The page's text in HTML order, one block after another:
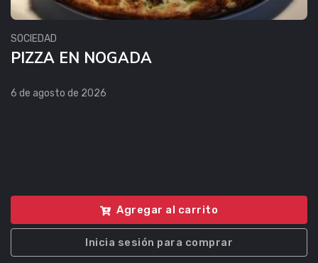
SOCIEDAD
PIZZA EN NOGADA
6 de agosto de 2026
Agregar al carrito
Inicia sesión para comprar